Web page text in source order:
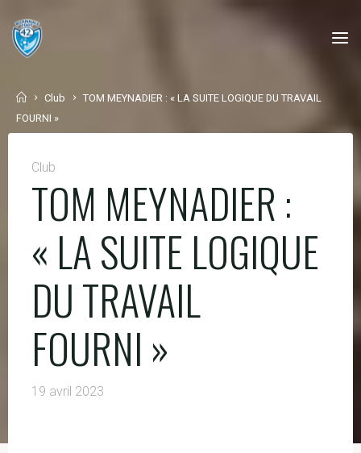
content
Home
Club
TOM MEYNADIER : « LA SUITE LOGIQUE DU TRAVAIL
FOURNI »
Club
TOM MEYNADIER :
« LA SUITE LOGIQUE
DU TRAVAIL
FOURNI »
19 avril 2023